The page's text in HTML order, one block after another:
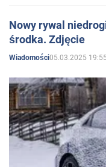
Nowy rywal
środka. Zdjęcie
Wiadomości05.03.2025 19:55